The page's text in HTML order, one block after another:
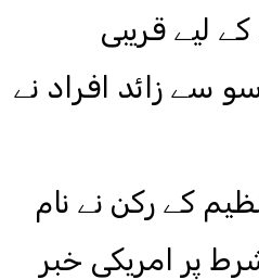
لیے قریبی
سے زائد افراد نے
کے رکن نے نام
پر امریکی خبر